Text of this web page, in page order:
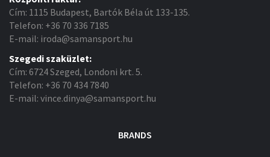
Cím: 1115 Budapest, Bartók Béla út 133-135.
Telefon: +36 70 336 7185
E-mail: iroda@samansport.hu
Szegedi szaküzlet:
Cím: 6724 Szeged, Londoni krt. 5.
Telefon: +36 70 434 7840
E-mail: vince.dinya@samansport.hu
BRANDS